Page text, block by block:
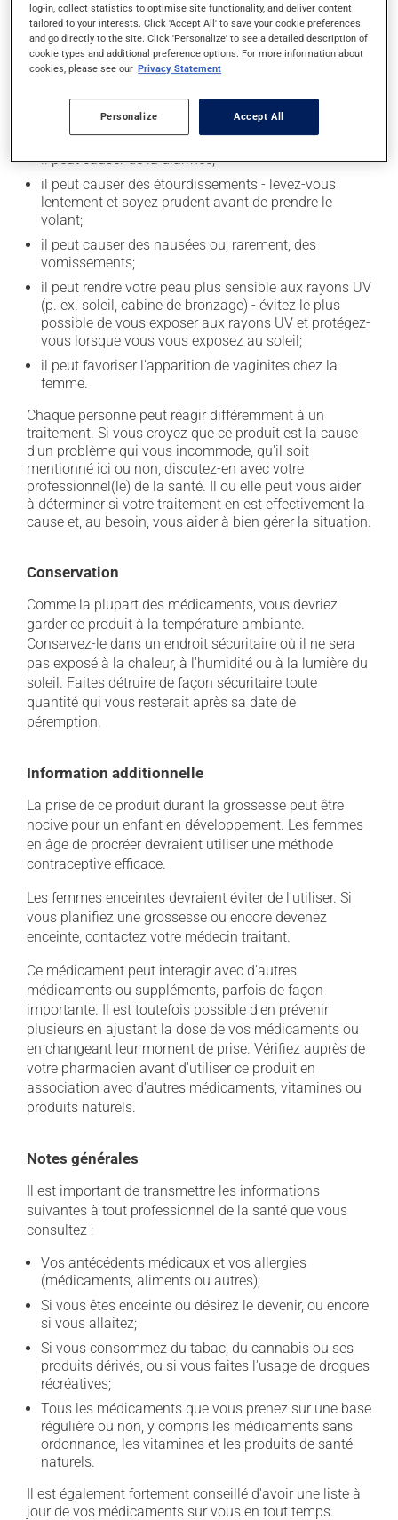
magnésium ou zinc).
Effets indésirables
il peut causer de la diarrhée;
il peut causer des étourdissements - levez-vous
lentement et soyez prudent avant de prendre le
volant;
il peut causer des nausées ou, rarement, des
vomissements;
il peut rendre votre peau plus sensible aux rayons UV
(p. ex. soleil, cabine de bronzage) - évitez le plus
possible de vous exposer aux rayons UV et protégez-
vous lorsque vous vous exposez au soleil;
il peut favoriser l'apparition de vaginites chez la
femme.
Chaque personne peut réagir différemment à un
traitement. Si vous croyez que ce produit est la cause
d'un problème qui vous incommode, qu'il soit
mentionné ici ou non, discutez-en avec votre
professionnel(le) de la santé. Il ou elle peut vous aider
à déterminer si votre traitement en est effectivement la
cause et, au besoin, vous aider à bien gérer la situation.
Conservation
Comme la plupart des médicaments, vous devriez
garder ce produit à la température ambiante.
Conservez-le dans un endroit sécuritaire où il ne sera
pas exposé à la chaleur, à l'humidité ou à la lumière du
soleil. Faites détruire de façon sécuritaire toute
quantité qui vous resterait après sa date de
péremption.
Information additionnelle
La prise de ce produit durant la grossesse peut être
nocive pour un enfant en développement. Les femmes
en âge de procréer devraient utiliser une méthode
contraceptive efficace.
Les femmes enceintes devraient éviter de l'utiliser. Si
vous planifiez une grossesse ou encore devenez
enceinte, contactez votre médecin traitant.
Ce médicament peut interagir avec d'autres
médicaments ou suppléments, parfois de façon
importante. Il est toutefois possible d'en prévenir
plusieurs en ajustant la dose de vos médicaments ou
en changeant leur moment de prise. Vérifiez auprès de
votre pharmacien avant d'utiliser ce produit en
association avec d'autres médicaments, vitamines ou
produits naturels.
Notes générales
Il est important de transmettre les informations
suivantes à tout professionnel de la santé que vous
consultez :
Vos antécédents médicaux et vos allergies
(médicaments, aliments ou autres);
Si vous êtes enceinte ou désirez le devenir, ou encore
si vous allaitez;
Si vous consommez du tabac, du cannabis ou ses
produits dérivés, ou si vous faites l'usage de drogues
récréatives;
Tous les médicaments que vous prenez sur une base
régulière ou non, y compris les médicaments sans
ordonnance, les vitamines et les produits de santé
naturels.
Il est également fortement conseillé d'avoir une liste à
jour de vos médicaments sur vous en tout temps.
log-in, collect statistics to optimise site functionality, and deliver content
tailored to your interests. Click 'Accept All' to save your cookie preferences
and go directly to the site. Click 'Personalize' to see a detailed description of
cookie types and additional preference options. For more information about
cookies, please see our Privacy Statement
Personalize Accept All